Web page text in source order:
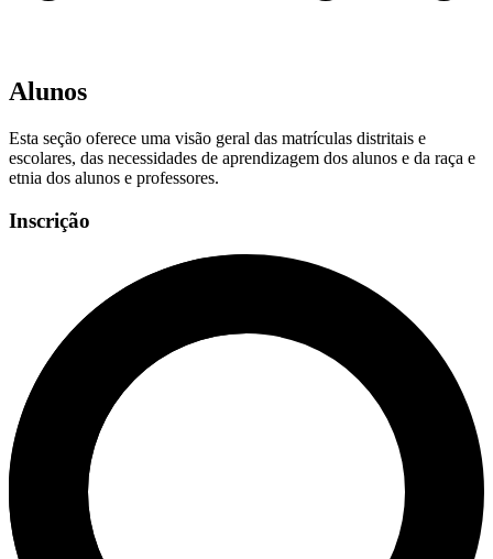
Alunos
Esta seção oferece uma visão geral das matrículas distritais e
escolares, das necessidades de aprendizagem dos alunos e da raça e
etnia dos alunos e professores.
Inscrição